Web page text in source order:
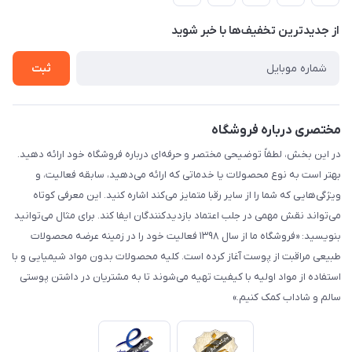
درباره ما
حریم خصوصی
راهنما
از جدید‌ترین تخفیف‌ها با‌ خبر شوید
ثبت
مختصری درباره فروشگاه
در این بخش، لطفاً توضیحی مختصر و حرفه‌ای درباره فروشگاه خود ارائه دهید.
بهتر است به نوع محصولات یا خدماتی که ارائه می‌دهید، سابقه فعالیت، و
ویژگی‌هایی که شما را از سایر رقبا متمایز می‌کند اشاره کنید. این معرفی کوتاه
می‌تواند نقش مهمی در جلب اعتماد بازدیدکنندگان ایفا کند. برای مثال می‌توانید
بنویسید: «فروشگاه ما از سال ۱۳۹۸ فعالیت خود را در زمینه عرضه محصولات
طبیعی مراقبت از پوست آغاز کرده است. کلیه محصولات بدون مواد شیمیایی و با
استفاده از مواد اولیه با کیفیت تهیه می‌شوند تا به مشتریان در داشتن پوستی
سالم و شاداب کمک کنیم.»